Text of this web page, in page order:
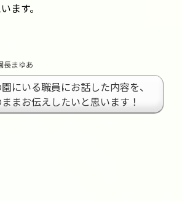
ます。
長まゆあ
にいる職員にお話した内容を、
まお伝えしたいと思います！